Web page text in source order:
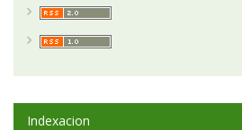
Indexacion